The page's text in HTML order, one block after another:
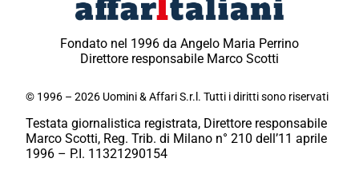
Fondato nel 1996 da Angelo Maria Perrino
Direttore responsabile Marco Scotti
© 1996 – 2026 Uomini & Affari S.r.l. Tutti i diritti sono riservati
Testata giornalistica registrata, Direttore responsabile
Marco Scotti, Reg. Trib. di Milano n° 210 dell’11 aprile
1996 – P.I. 11321290154